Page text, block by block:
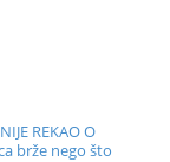
REKAO O
brže nego što